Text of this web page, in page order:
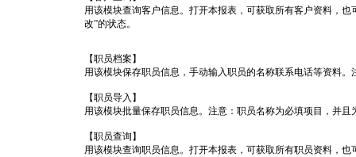
用该模块查询客户信息。打开本报表，可获取所有客户资料，
改”的状态。
【职员档案】
用该模块保存职员信息，手动输入职员的名称联系电话等资料
【职员导入】
用该模块批量保存职员信息。注意：职员名称为必填项目，并
【职员查询】
用该模块查询职员信息。打开本报表，可获取所有职员资料，